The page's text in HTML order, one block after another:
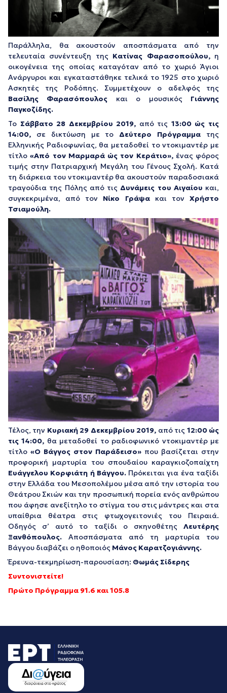
Παράλληλα, θα ακουστούν αποσπάσματα από την
τελευταία συνέντευξη της Κατίνας Φαρασοπούλου,η
οικογένεια της οποίας καταγόταν από το χωριό Άγιοι
Ανάργυροι και εγκαταστάθηκε τελικά το 1925 στο χωριό
Ασκητές της Ροδόπης. Συμμετέχουν ο αδελφός της
Βασίλης Φαρασόπουλος και ο μουσικός Γιάννης
Παγκοζίδης.
Το Σάββατο 28 Δεκεμβρίου 2019, από τις 13:00 ώς τις
14:00, σε δικτύωση με το Δεύτερο Πρόγραμμα της
Ελληνικής Ραδιοφωνίας, θα μεταδοθεί το ντοκιμαντέρ με
τίτλο«Από τον Μαρμαρά ώς τον Κεράτιο»,ένας φόρος
τιμής στην Πατριαρχική Μεγάλη του Γένους Σχολή. Κατά
τη διάρκεια του ντοκιμαντέρ θα ακουστούν παραδοσιακά
τραγούδια της Πόλης από τις Δυνάμεις του Αιγαίου και,
συγκεκριμένα, από τον Νίκο Γράψακαι τονΧρήστο
Τσιαμούλη.
Τέλος, την Κυριακή 29 Δεκεμβρίου 2019, από τις 12:00 ώς
τις 14:00, θα μεταδοθεί το ραδιοφωνικό ντοκιμαντέρ με
τίτλο «Ο Βάγγος στον Παράδεισο» που βασίζεται στην
προφορική μαρτυρία του σπουδαίου καραγκιοζοπαίχτη
Ευάγγελου Κορφιάτη ή Βάγγου.Πρόκειται για ένα ταξίδι
στην Ελλάδα του Μεσοπολέμου μέσα από την ιστορία του
Θεάτρου Σκιών και την προσωπική πορεία ενός ανθρώπου
που άφησε ανεξίτηλο το στίγμα του στις μάντρες και στα
υπαίθρια θέατρα στις φτωχογειτονιές του Πειραιά.
Οδηγός σ’ αυτό το ταξίδι ο σκηνοθέτης Λευτέρης
Ξανθόπουλος. Αποσπάσματα από τη μαρτυρία του
Βάγγου διαβάζει ο ηθοποιός Μάνος Καρατζογιάννης.
Έρευνα-τεκμηρίωση-παρουσίαση: Θωμάς Σίδερης
Συντονιστείτε!
Πρώτο Πρόγραμμα 91.6 και 105.8